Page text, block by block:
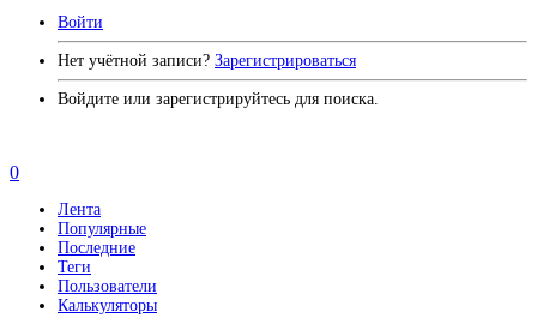
Войти
Нет учётной записи? Зарегистрироваться
Войдите или зарегистрируйтесь для поиска.
0
Лента
Популярные
Последние
Теги
Пользователи
Калькуляторы